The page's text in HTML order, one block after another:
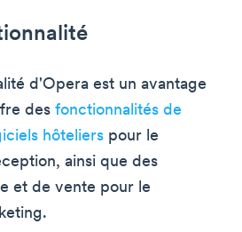
d'Opera est un avantage
des fonctionnalités de
hôteliers pour le
ainsi que des
et de vente pour le